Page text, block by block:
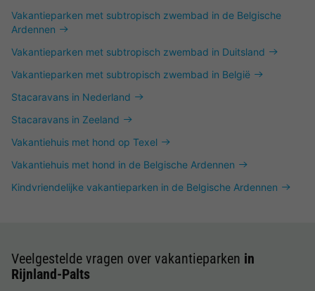
Vakantieparken met subtropisch zwembad in de Belgische
Ardennen
Vakantieparken met subtropisch zwembad in Duitsland
Vakantieparken met subtropisch zwembad in België
Stacaravans in Nederland
Stacaravans in Zeeland
Vakantiehuis met hond op Texel
Vakantiehuis met hond in de Belgische Ardennen
Kindvriendelijke vakantieparken in de Belgische Ardennen
Veelgestelde vragen over vakantieparken in
Rijnland-Palts